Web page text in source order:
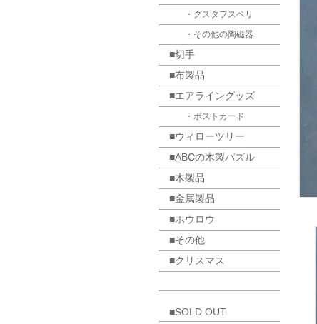
・グスタフスベリ
・その他の陶磁器
■切手
■布製品
■エアライングッズ
・ポストカード
■ウィローツリー
■ABCの木製パズル
■木製品
■金属製品
■ホウロウ
■その他
■クリスマス
■SOLD OUT